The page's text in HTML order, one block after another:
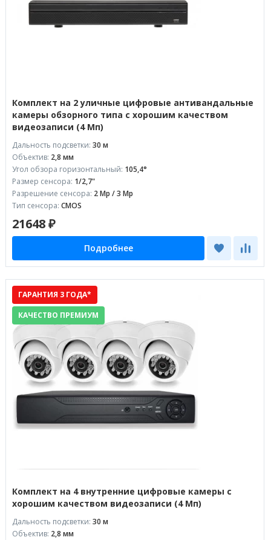
Комплект на 2 уличные цифровые антивандальные
камеры обзорного типа с хорошим качеством
видеозаписи (4 Мп)
Дальность подсветки: 30 м
Объектив: 2,8 мм
Угол обзора горизонтальный: 105,4°
Размер сенсора: 1/2,7"
Разрешение сенсора: 2 Mp / 3 Mp
Тип сенсора: CMOS
21648 ₽
Подробнее
Комплект на 4 внутренние цифровые камеры с
хорошим качеством видеозаписи (4 Мп)
ГАРАНТИЯ 3 ГОДА*
КАЧЕСТВО ПРЕМИУМ
Дальность подсветки: 30 м
Объектив: 2,8 мм